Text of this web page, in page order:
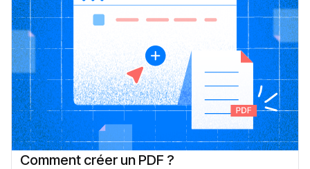
Comment créer un PDF ?